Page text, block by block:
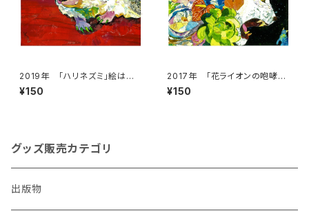
2019年 「ハリネズミ」絵はが
き
¥150
2017年 「花ライオンの咆哮」
絵はがき
¥150
グッズ販売カテゴリ
出版物